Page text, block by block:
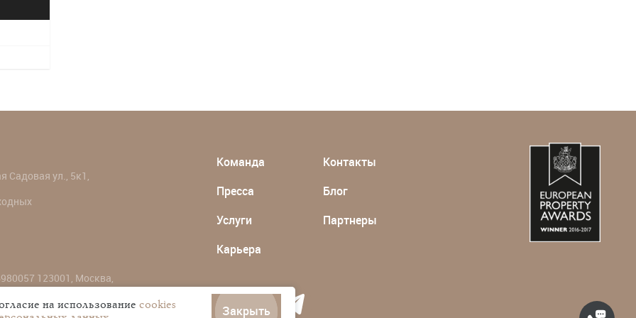
Садовая ул., 5к1,
123001, Москва,
Команда
Пресса
Услуги
Карьера
Контакты
Блог
Партнеры
на использование cookies
Закрыть